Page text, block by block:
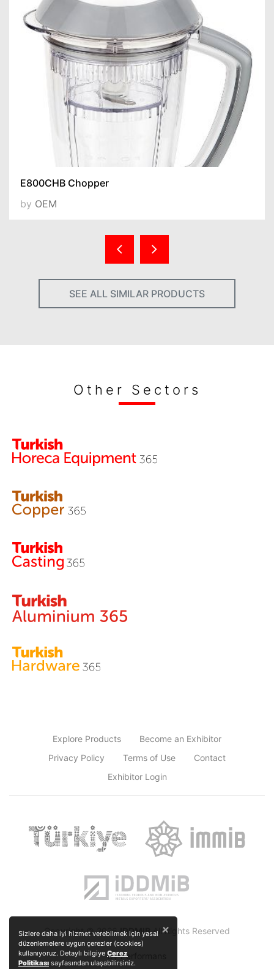
E800CHB Chopper
by OEM
SEE ALL SIMILAR PRODUCTS
Other Sectors
Explore Products
Become an Exhibitor
Privacy Policy
Terms of Use
Contact
Exhibitor Login
Copyright © 2026IDDMIBAll Rights Reserved
byPerformans
×
Sizlere daha iyi hizmet verebilmek için yasal
düzenlemelere uygun çerezler (cookies)
kullanıyoruz. Detaylı bilgiye Çerez
Politikası sayfasından ulaşabilirsiniz.